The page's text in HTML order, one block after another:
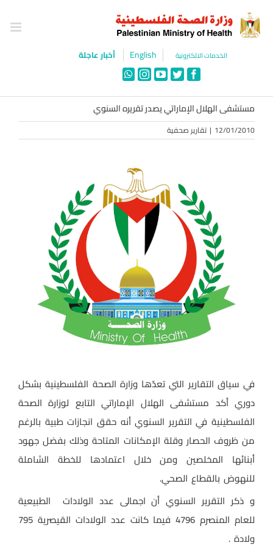
content
الخدمات الالكترونية English أخبار عاجلة
Facebook
Twitter
YouTube
Instagram
WhatsApp
مستشفى الهلال الإماراتي يصدر تقريره السنوي
12/01/2010
| تقارير صحفية
في سياق التقارير التي تعدّها وزارة الصحة الفلسطينية بشكل
دوري أكد مستشفى الهلال الإماراتي التابع لوزارة الصحة
الفلسطينية في التقرير السنوي أنه حقق انجازات طبية بالرغم
من ظروف الحصار وقلة الإمكانات المتاحة وذلك بفضل جهود
أبنائها المخلصين ومن خلال اعتمادها للخطة الشاملة
للنهوض بالقطاع الصحي.
و ذكر التقرير السنوي أن اجمالى عدد الولادات الطبيعية
للعام المنصرم 4796 فيما كانت عدد الولادات القيصرية 795
ولادة .